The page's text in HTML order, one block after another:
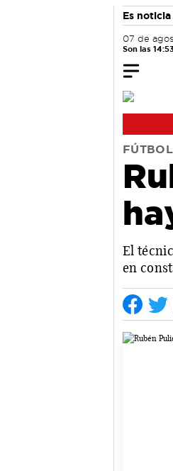
Es
07 de
Son las
FÚTBOL
El
en